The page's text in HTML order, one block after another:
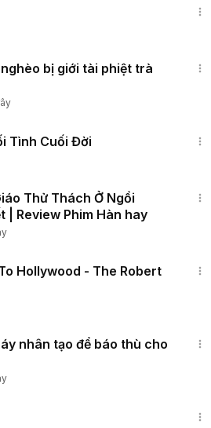
bị giới tài phiệt trà
Tình Cuối Đời
Thử Thách Ở Ngồi
| Review Phim Hàn hay
Hollywood - The Robert
nhân tạo để báo thù cho